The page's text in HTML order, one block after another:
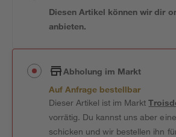
Diesen Artikel können wir dir
anbieten.
Abholung im Markt
Auf Anfrage bestellbar
Dieser Artikel ist im Markt
vorrätig. Du kannst uns aber
schicken und wir bestellen ihn